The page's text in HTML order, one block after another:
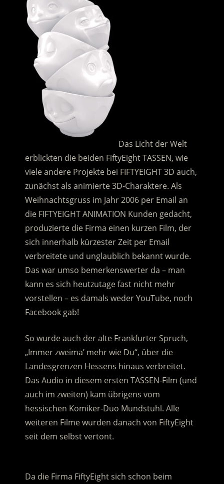
Das Licht der Welt
erblickten die beiden FiftyEight TASSEN, wie
viele andere Projekte bei FIFTYEIGHT 3D auch,
zunächst als animierte 3D-Charaktere. Als
Weihnachtsgruss im Jahr 2006 per Email an
die FIFTYEIGHT ANIMATION Kunden gedacht,
produzierte die Firma einen kurzen Film, der
sich innerhalb kürzester Zeit per Email
verbreitete und unglaublich bekannt wurde.
Das war umso bemerkenswerter da – man
kann es sich heutzutage fast nicht mehr
vorstellen – es damals weder YouTube, noch
Facebook gab!
So wurde auch der alte Frankfurter Spruch,
„Immer zweima’ mehr wie Du“, über die
Landesgrenzen Hessens hinaus verbreitet.
Das Audio in diesem ersten TASSEN-Film (und
auch im zweiten) kam übrigens vom
hessischen Komiker-Duo Mundstuhl. Alle
weiteren Filme wurden danach von FiftyEight
seit dem selbst vertont.
Da die Firma FiftyEight sich schon beim